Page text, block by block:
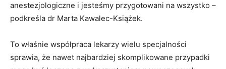
anestezjologiczne i jesteśmy przygotowani na wszystko –
podkreśla dr Marta Kawalec-Książek.
To właśnie współpraca lekarzy wielu specjalności
sprawia, że nawet najbardziej skomplikowane przypadki